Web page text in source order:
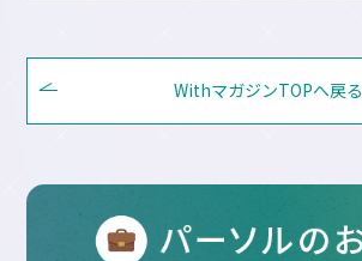
WithマガジンTOPへ戻る